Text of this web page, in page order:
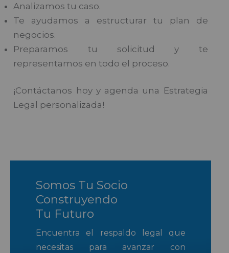
Analizamos tu caso.
Te ayudamos a estructurar tu plan de
negocios.
Preparamos tu solicitud y te
representamos en todo el proceso.
¡Contáctanos hoy y agenda una Estrategia
Legal personalizada!
Somos Tu Socio
Construyendo
Tu Futuro
Encuentra el respaldo legal que
necesitas para avanzar con